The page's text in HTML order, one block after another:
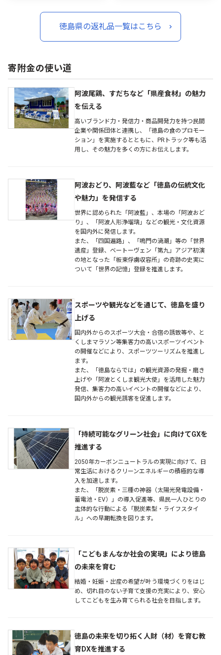
テレビ 徳島県 鳴門
い TV テレビ 徳島県 鳴門
徳島県の返礼品一覧はこちら
寄附金の使い道
阿波尾鶏、すだちなど「県産食材」の魅力
を伝える
高いブランド力・発信力・商品開発力を持つ民間
企業や関係団体と連携し、「徳島の食のプロモー
ション」を実施するとともに、PRトラック等も活
用し、その魅力を多くの方にお伝えします。
阿波おどり、阿波藍など「徳島の伝統文化
や魅力」を発信する
世界に認められた「阿波藍」、本場の「阿波おど
り」、「阿波人形浄瑠璃」などの観光・文化資源
を国内外に発信します。
また、「四国遍路」、「鳴門の渦潮」等の「世界
遺産」登録、ベートーヴェン「第九」アジア初演
の地となった「板東俘虜収容所」の奇跡の史実に
ついて「世界の記憶」登録を推進します。
スポーツや観光などを通じて、徳島を盛り
上げる
国内外からのスポーツ大会・合宿の誘致等や、と
くしまマラソン等集客力の高いスポーツイベント
の開催などにより、スポーツツーリズムを推進し
ます。
また、「徳島ならでは」の観光資源の発掘・磨き
上げや「阿波とくしま観光大使」を活用した魅力
発信、集客力の高いイベントの開催などにより、
国内外からの観光誘客を促進します。
「持続可能なグリーン社会」に向けてGXを
推進する
2050年カーボンニュートラルの実現に向けて、日
常生活におけるクリーンエネルギーの積極的な導
入を加速します。
また、「脱炭素・三種の神器（太陽光発電設備・
蓄電池・EV）」の導入促進等、県民一人ひとりの
主体的な行動による「脱炭素型・ライフスタイ
ル」への早期転換を図ります。
「こどもまんなか社会の実現」により徳島
の未来を育む
結婚・妊娠・出産の希望が叶う環境づくりをはじ
め、切れ目のない子育て支援の充実により、安心
してこどもを生み育てられる社会を目指します。
徳島の未来を切り拓く人財（材）を育む教
育DXを推進する